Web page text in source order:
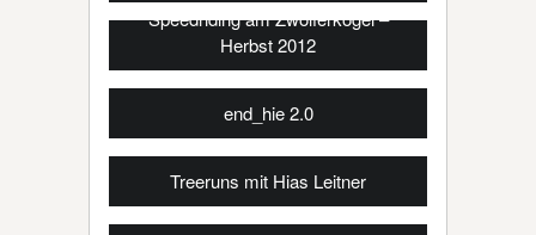
Speedriding am Zwölferkogel –
Herbst 2012
end_hie 2.0
Treeruns mit Hias Leitner